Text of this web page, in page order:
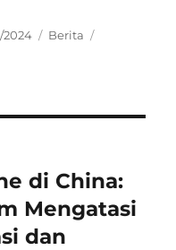
2024 Categories
Berita
di China:
Mengatasi
dan